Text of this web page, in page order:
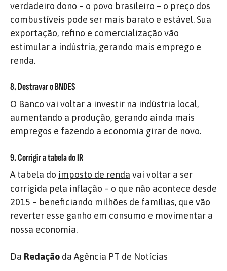
verdadeiro dono – o povo brasileiro – o preço dos
combustíveis pode ser mais barato e estável. Sua
exportação, refino e comercialização vão
estimular a indústria, gerando mais emprego e
renda.
8. Destravar o BNDES
O Banco vai voltar a investir na indústria local,
aumentando a produção, gerando ainda mais
empregos e fazendo a economia girar de novo.
9. Corrigir a tabela do IR
A tabela do imposto de renda vai voltar a ser
corrigida pela inflação – o que não acontece desde
2015 – beneficiando milhões de famílias, que vão
reverter esse ganho em consumo e movimentar a
nossa economia.
Da Redação da Agência PT de Notícias